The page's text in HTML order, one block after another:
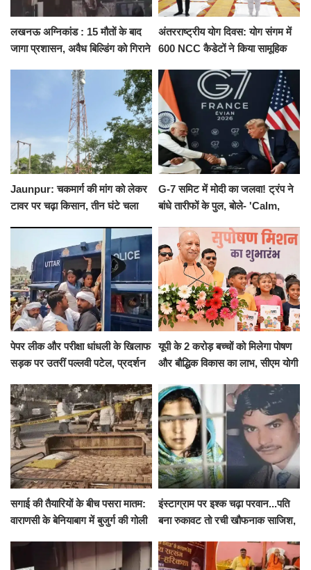
लखनऊ अग्निकांड : 15 मौतों के बाद
जागा प्रशासन, अवैध बिल्डिंग को गिराने
अंतरराष्ट्रीय योग दिवस: योग संगम में
600 NCC कैडेटों ने किया सामूहिक
संकल्प
Jaunpur: चकमार्ग की मांग को लेकर
टावर पर चढ़ा किसान, तीन घंटे चला
G-7 समिट में मोदी का जलवा! ट्रंप ने
बांधे तारीफों के पुल, बोले- 'Calm,
पेपर लीक और परीक्षा धांधली के खिलाफ
सड़क पर उतरीं पल्लवी पटेल, प्रदर्शन
यूपी के 2 करोड़ बच्चों को मिलेगा पोषण
और बौद्धिक विकास का लाभ, सीएम योगी
सगाई की तैयारियों के बीच पसरा मातम:
वाराणसी के बेनियाबाग में बुजुर्ग की गोली
हमला
इंस्टाग्राम पर इश्क चढ़ा परवान...पति
बना रुकावट तो रची खौफनाक साजिश,
के घाट